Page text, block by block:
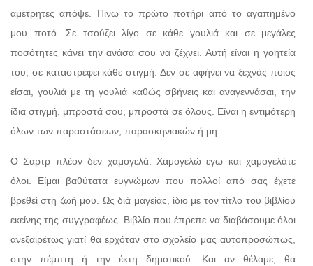
αμέτρητες απόψε. Πίνω το πρώτο ποτήρι από το αγαπημένο
μου ποτό. Σε τσούζει λίγο σε κάθε γουλιά και σε μεγάλες
ποσότητες κάνει την ανάσα σου να ζέχνει. Αυτή είναι η γοητεία
του, σε καταστρέφει κάθε στιγμή. Δεν σε αφήνει να ξεχνάς ποιος
είσαι, γουλιά με τη γουλιά καθώς σβήνεις και αναγεννάσαι, την
ίδια στιγμή, μπροστά σου, μπροστά σε όλους. Είναι η εντιμότερη
όλων των παραστάσεων, παρασκηνιακών ή μη.
Ο Σαρτρ πλέον δεν χαμογελά. Χαμογελώ εγώ και χαμογελάτε
όλοι. Είμαι βαθύτατα ευγνώμων που πολλοί από σας έχετε
βρεθεί στη ζωή μου. Ως διά μαγείας, ίδιο με τον τίτλο του βιβλίου
εκείνης της συγγραφέως. Βιβλίο που έπρεπε να διαβάσουμε όλοι
ανεξαιρέτως γιατί θα ερχόταν στο σχολείο μας αυτοπροσώπως,
στην πέμπτη ή την έκτη δημοτικού. Και αν θέλαμε, θα